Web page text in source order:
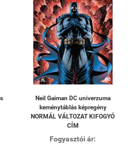
Neil Gaiman DC univerzuma
keménytáblás képregény
NORMÁL VÁLTOZAT KIFOGYÓ
CÍM
Fogyasztói ár: